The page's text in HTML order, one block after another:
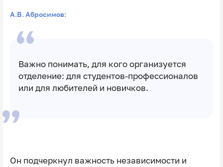
А.В. Абросимов:
Важно понимать, для кого организуется
отделение: для студентов-профессионалов
или для любителей и новичков.
Он подчеркнул важность независимости и